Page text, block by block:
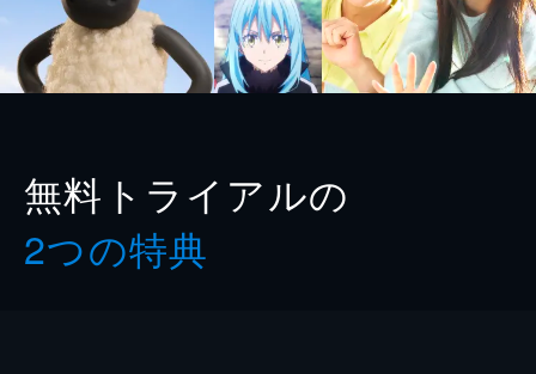
無料トライアルの
2つの特典